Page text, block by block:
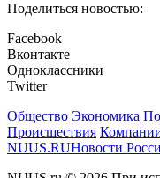
Поделиться новостью:
Facebook
Вконтакте
Одноклассники
Twitter
Общество Экономика
Происшествия
NUUS.RUНовости